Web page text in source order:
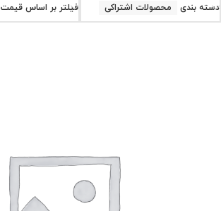
دسته بندی محصولات اشتراکی فیلتر بر اساس قیمت